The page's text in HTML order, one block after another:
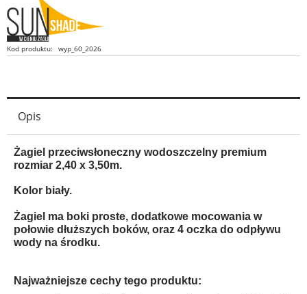
Kod produktu: wyp_60_2026
Opis
Żagiel przeciwsłoneczny wodoszczelny premium
rozmiar 2,40 x 3,50m.
Kolor biały.
Żagiel ma boki proste, dodatkowe mocowania w
połowie dłuższych boków, oraz 4 oczka do odpływu
wody na środku.
Najważniejsze cechy tego produktu: